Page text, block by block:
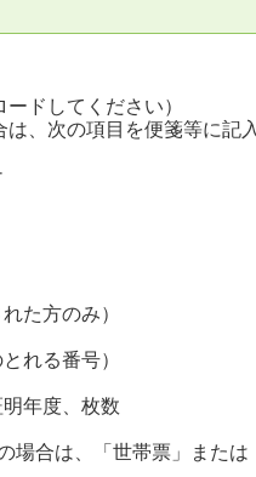
ドしてください）
、次の項目を便箋等に記
た方のみ）
れる番号）
年度、枚数
合は、「世帯票」または